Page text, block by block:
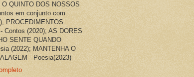
QUINTO DOS NOSSOS
em conjunto com
PROCEDIMENTOS
Contos (2020); AS DORES
SENTE QUANDO
(2022); MANTENHA O
- Poesia(2023)